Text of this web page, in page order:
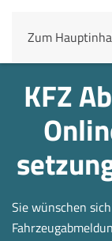
Zum
KFZ
Sie wünschen